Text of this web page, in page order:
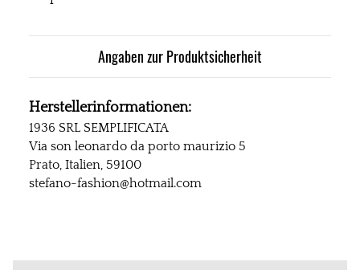
Angaben zur Produktsicherheit
Herstellerinformationen:
1936 SRL SEMPLIFICATA
Via son leonardo da porto maurizio 5
Prato, Italien, 59100
stefano-fashion@hotmail.com